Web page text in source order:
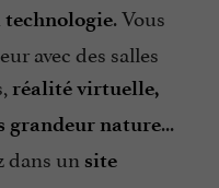
technologie. Vous
avec des salles
réalité virtuelle,
grandeur nature...
dans un site